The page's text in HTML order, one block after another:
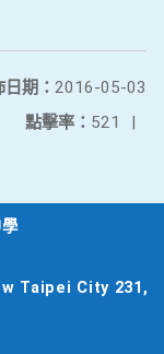
期： 2016-05-03
點擊率： 521 |
Taipei City 231,